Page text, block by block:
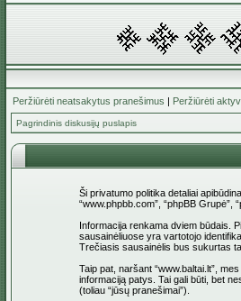
Peržiūrėti neatsakytus pranešimus | Peržiūrėti
Pagrindinis diskusijų puslapis
Ši privatumo politika detaliai
“www.phpbb.com”, “phpBB Grupė”,
Informacija renkama dviem būdais.
sausainėliuose yra vartotojo
Trečiasis sausainėlis bus sukurtas
Taip pat, naršant “www.baltai.lt”,
informaciją patys. Tai gali būti, bet
(toliau “jūsų pranešimai”).